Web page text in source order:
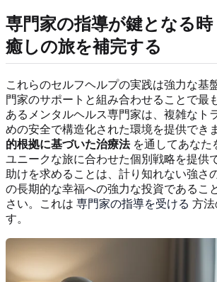
専門家の指導が鍵となる
癒しの旅を補完する
これらのセルフヘルプの実践は強力な基
門家のサポートと組み合わせることで最
あるメンタルヘルス専門家は、複雑なト
めの安全で構造化された環境を提供でき
的根拠に基づいた治療法を通してあなた
ユニークな旅に合わせた個別戦略を提供
助けを求めることは、計り知れない強さ
の長期的な幸福への強力な投資であるこ
さい。これは 専門家の指導を受ける 方
す。